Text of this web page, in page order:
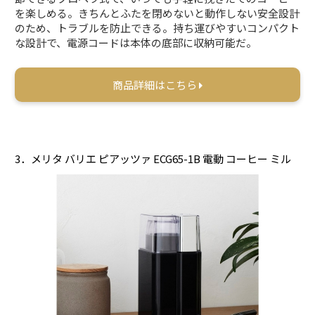
を楽しめる。きちんとふたを閉めないと動作しない安全設計
のため、トラブルを防止できる。持ち運びやすいコンパクト
な設計で、電源コードは本体の底部に収納可能だ。
商品詳細はこちら
3．メリタ バリエ ピアッツァ ECG65-1B 電動 コーヒー ミル